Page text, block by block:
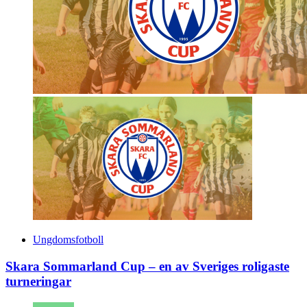
Ungdomsfotboll
Skara Sommarland Cup – en av Sveriges roligaste
turneringar